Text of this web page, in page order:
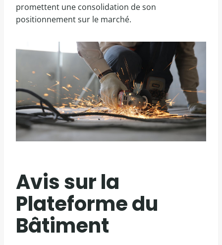
promettent une consolidation de son
positionnement sur le marché.
Avis sur la
Plateforme du
Bâtiment